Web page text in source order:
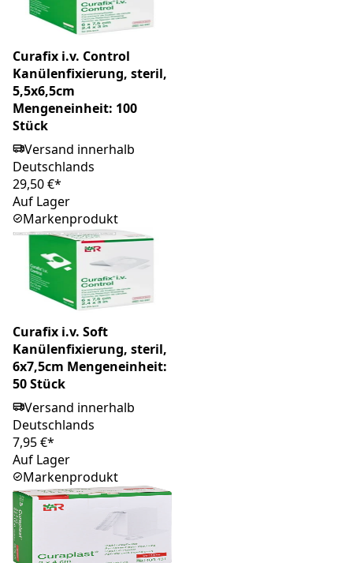
Curafix i.v. Control
Kanülenfixierung, steril,
5,5x6,5cm
Mengeneinheit: 100
Stück
Versand innerhalb
Deutschlands
29,50 €*
Auf Lager
Markenprodukt
Curafix i.v. Soft
Kanülenfixierung, steril,
6x7,5cm Mengeneinheit:
50 Stück
Versand innerhalb
Deutschlands
7,95 €*
Auf Lager
Markenprodukt